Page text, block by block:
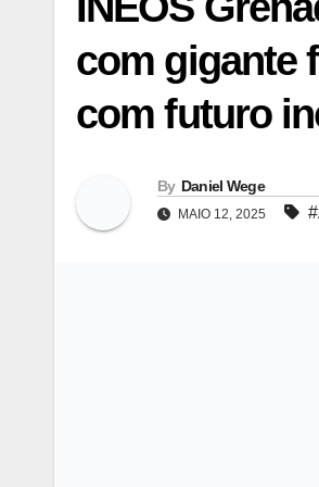
com gigante
com futuro
By Daniel Wege
MAIO 12, 2025